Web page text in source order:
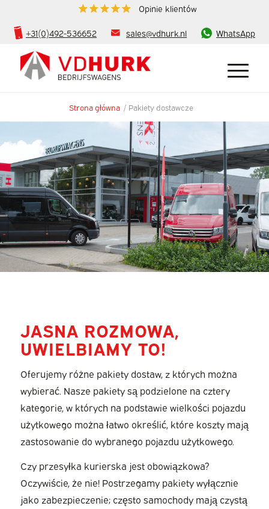
Opinie klientów
+31(0)492-536652 sales@vdhurk.nl WhatsApp
Strona główna / Pakiety dostawcze
JASNA ROZMOWA,
UWIELBIAMY TO!
Oferujemy różne pakiety dostaw, z których można
wybierać. Nasze pakiety są podzielone na cztery
kategorie, w których na podstawie wielkości pojazdu
użytkowego można łatwo określić, które koszty mają
zastosowanie do wybranego pojazdu użytkowego.
Czy przesyłka kurierska jest obowiązkowa?
Oczywiście, że nie! Postrzegamy pakiety wyłącznie
jako zabezpieczenie; często samochody mają czystą